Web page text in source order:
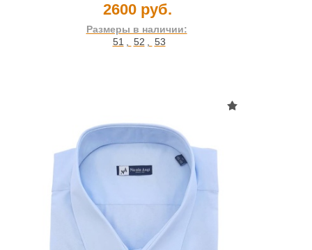
2600 руб.
Размеры в наличии:
51 , 52 , 53